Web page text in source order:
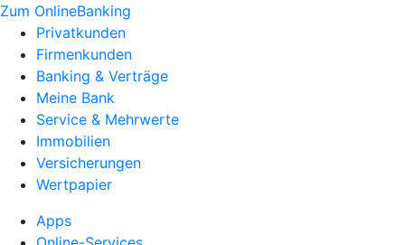
Zum OnlineBanking
Privatkunden
Firmenkunden
Banking & Verträge
Meine Bank
Service & Mehrwerte
Immobilien
Versicherungen
Wertpapier
Apps